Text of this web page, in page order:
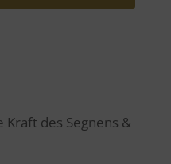
Kraft des Segnens &